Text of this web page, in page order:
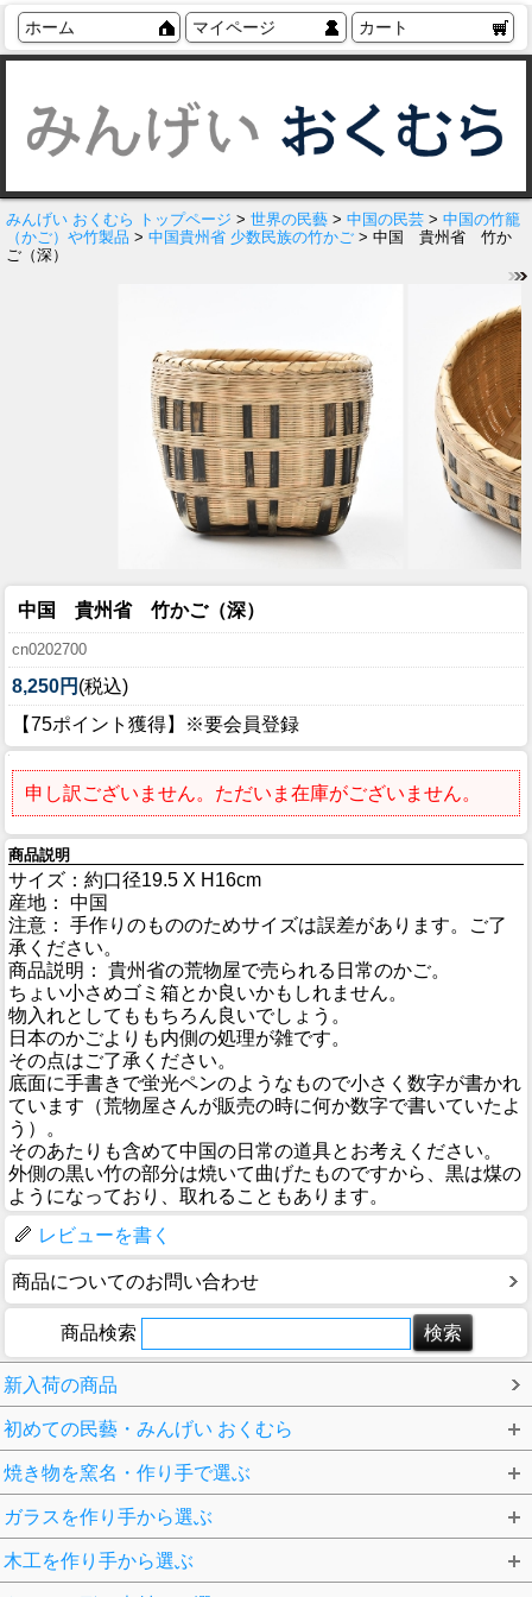
ホーム マイページ カート
みんげい おくむら トップページ > 世界の民藝 > 中国の民芸 > 中国の竹籠
（かご）や竹製品 > 中国貴州省 少数民族の竹かご > 中国 貴州省 竹か
ご（深）
中国 貴州省 竹かご（深）
cn0202700
8,250円 (税込)
【75ポイント獲得】※要会員登録
申し訳ございません。ただいま在庫がございません。
商品説明
サイズ：約口径19.5 X H16cm
産地： 中国
注意： 手作りのもののためサイズは誤差があります。ご了
承ください。
商品説明： 貴州省の荒物屋で売られる日常のかご。
ちょい小さめゴミ箱とか良いかもしれません。
物入れとしてももちろん良いでしょう。
日本のかごよりも内側の処理が雑です。
その点はご了承ください。
底面に手書きで蛍光ペンのようなもので小さく数字が書かれ
ています（荒物屋さんが販売の時に何か数字で書いていたよ
う）。
そのあたりも含めて中国の日常の道具とお考えください。
外側の黒い竹の部分は焼いて曲げたものですから、黒は煤の
ようになっており、取れることもあります。
レビューを書く
商品についてのお問い合わせ
商品検索
新入荷の商品
初めての民藝・みんげい おくむら
焼き物を窯名・作り手で選ぶ
ガラスを作り手から選ぶ
木工を作り手から選ぶ